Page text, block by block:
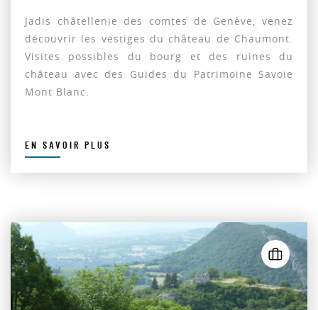
Jadis châtellenie des comtes de Genève, venez
découvrir les vestiges du château de Chaumont.
Visites possibles du bourg et des ruines du
château avec des Guides du Patrimoine Savoie
Mont Blanc.
EN SAVOIR PLUS